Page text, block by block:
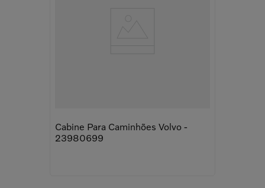
Cabine Para Caminhões Volvo -
23980699